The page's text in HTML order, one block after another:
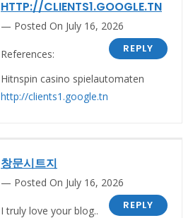
HTTP://CLIENTS1.GOOGLE.TN
Posted On July 16, 2026
REPLY
References:
Hitnspin casino spielautomaten
http://clients1.google.tn
창문시트지
Posted On July 16, 2026
REPLY
I truly love your blog..